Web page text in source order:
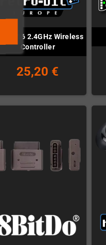
2.4GHz Wireless
Controller
25,20 €